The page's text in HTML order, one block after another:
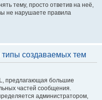
тему, просто ответив на неё,
не нарушаете правила
создаваемых тем
предлагающая большие
частей сообщения.
администратором,